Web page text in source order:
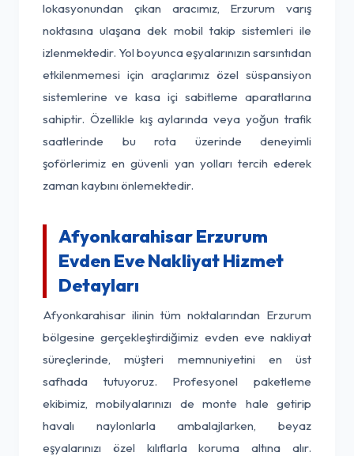
lokasyonundan çıkan aracımız, Erzurum varış
noktasına ulaşana dek mobil takip sistemleri ile
izlenmektedir. Yol boyunca eşyalarınızın sarsıntıdan
etkilenmemesi için araçlarımız özel süspansiyon
sistemlerine ve kasa içi sabitleme aparatlarına
sahiptir. Özellikle kış aylarında veya yoğun trafik
saatlerinde bu rota üzerinde deneyimli
şoförlerimiz en güvenli yan yolları tercih ederek
zaman kaybını önlemektedir.
Afyonkarahisar Erzurum
Evden Eve Nakliyat Hizmet
Detayları
Afyonkarahisar ilinin tüm noktalarından Erzurum
bölgesine gerçekleştirdiğimiz evden eve nakliyat
süreçlerinde, müşteri memnuniyetini en üst
safhada tutuyoruz. Profesyonel paketleme
ekibimiz, mobilyalarınızı de monte hale getirip
havalı naylonlarla ambalajlarken, beyaz
eşyalarınızı özel kılıflarla koruma altına alır.